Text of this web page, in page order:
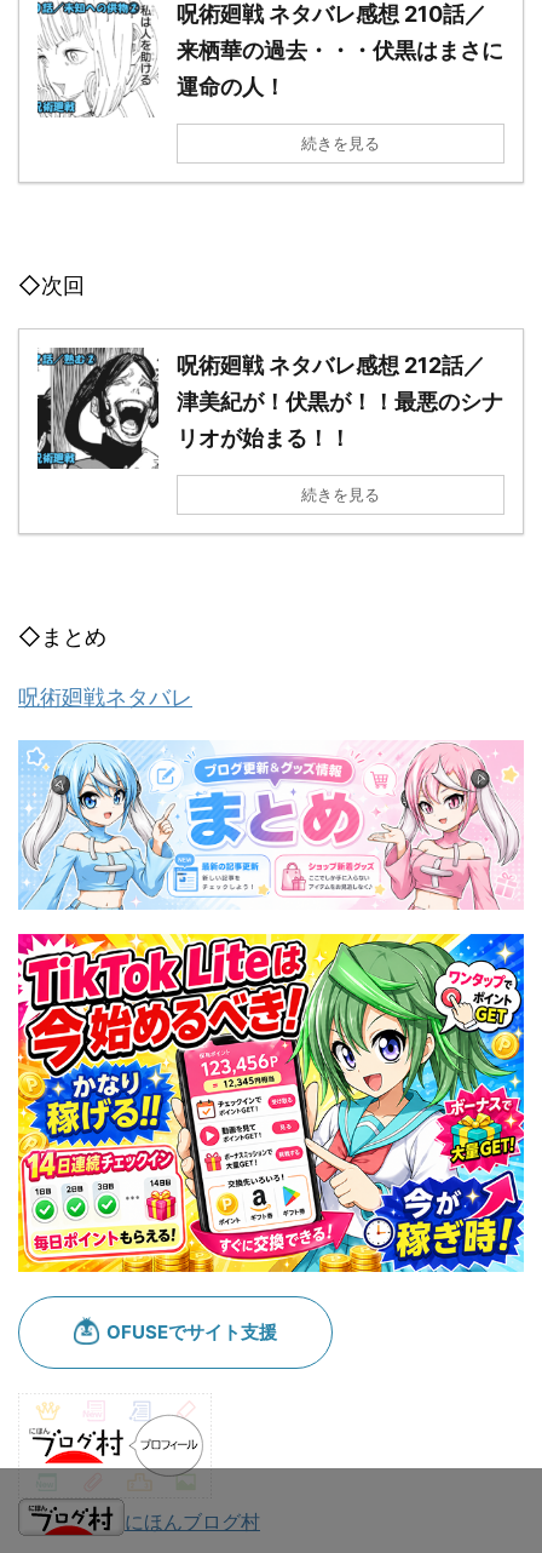
呪術廻戦 ネタバレ感想 210話／
来栖華の過去・・・伏黒はまさに
運命の人！
続きを見る
◇次回
呪術廻戦 ネタバレ感想 212話／
津美紀が！伏黒が！！最悪のシナ
リオが始まる！！
続きを見る
◇まとめ
呪術廻戦ネタバレ
にほんブログ村